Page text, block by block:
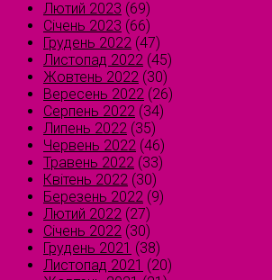
Лютий 2023 (69)
Січень 2023 (66)
Грудень 2022 (47)
Листопад 2022 (45)
Жовтень 2022 (30)
Вересень 2022 (26)
Серпень 2022 (34)
Липень 2022 (35)
Червень 2022 (46)
Травень 2022 (33)
Квітень 2022 (30)
Березень 2022 (9)
Лютий 2022 (27)
Січень 2022 (30)
Грудень 2021 (38)
Листопад 2021 (20)